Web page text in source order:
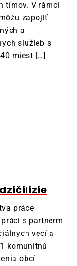
tímov. V rámci
zapojiť
a
služieb s
miest […]
práce
s partnermi
vecí a
komunitnú
obcí